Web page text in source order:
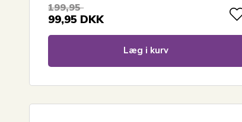
199,95
99,95 DKK
Læg i kurv